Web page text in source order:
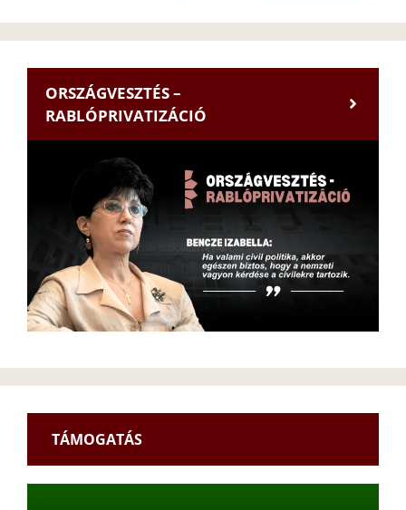
ORSZÁGVESZTÉS –
RABLÓPRIVATIZÁCIÓ
TÁMOGATÁS